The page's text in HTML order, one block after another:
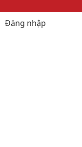
Đăng nhập